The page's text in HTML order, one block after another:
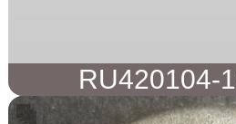
RU420104-